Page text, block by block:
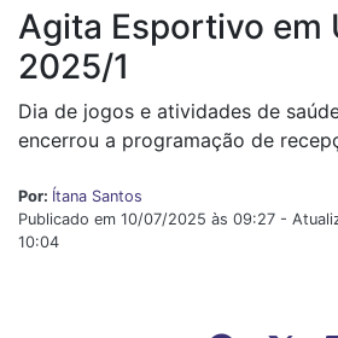
Agita Esportivo em
2025/1
Dia de jogos e atividades de
encerrou a programação de
Por: Ítana Santos
Publicado em 10/07/2025 às 09:27 -
10:04